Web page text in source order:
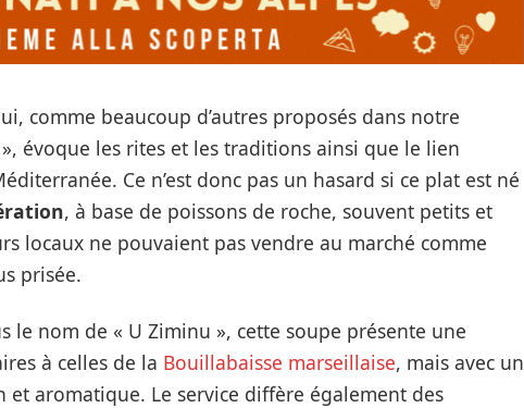
comme beaucoup d’autres proposés dans notre
évoque les rites et les traditions ainsi que le lien
Ce n’est donc pas un hasard si ce plat est né
, à base de poissons de roche, souvent petits et
locaux ne pouvaient pas vendre au marché comme
prisée.
le nom de « U Ziminu », cette soupe présente une
à celles de la Bouillabaisse marseillaise, mais avec un
et aromatique. Le service diffère également des